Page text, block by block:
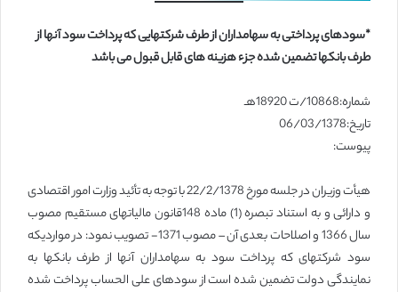
*سودهای پرداختی به سهامداران از طرف شرکتهایی که پرداخت سود آنها از
طرف بانکها تضمین شده جزء هزینه های قابل قبول می باشد
شماره:10868/ت 18920هـ
تاریخ:06/03/1378
پیوست:
هیأت وزیران در جلسه مورخ 22/2/1378 با توجه به تأئید وزارت امور اقتصادی
و دارائی و به استناد تبصره (1) ماده 148قانون مالیاتهای مستقیم مصوب
سال 1366 و اصلاحات بعدی آن – مصوب 1371- تصویب نمود: در مواردیکه
سود شرکتهای که پرداخت سود به سهامداران آنها از طرف بانکها به
نمایندگی دولت تضمین شده است از سودهای علی الحساب پرداخت شده